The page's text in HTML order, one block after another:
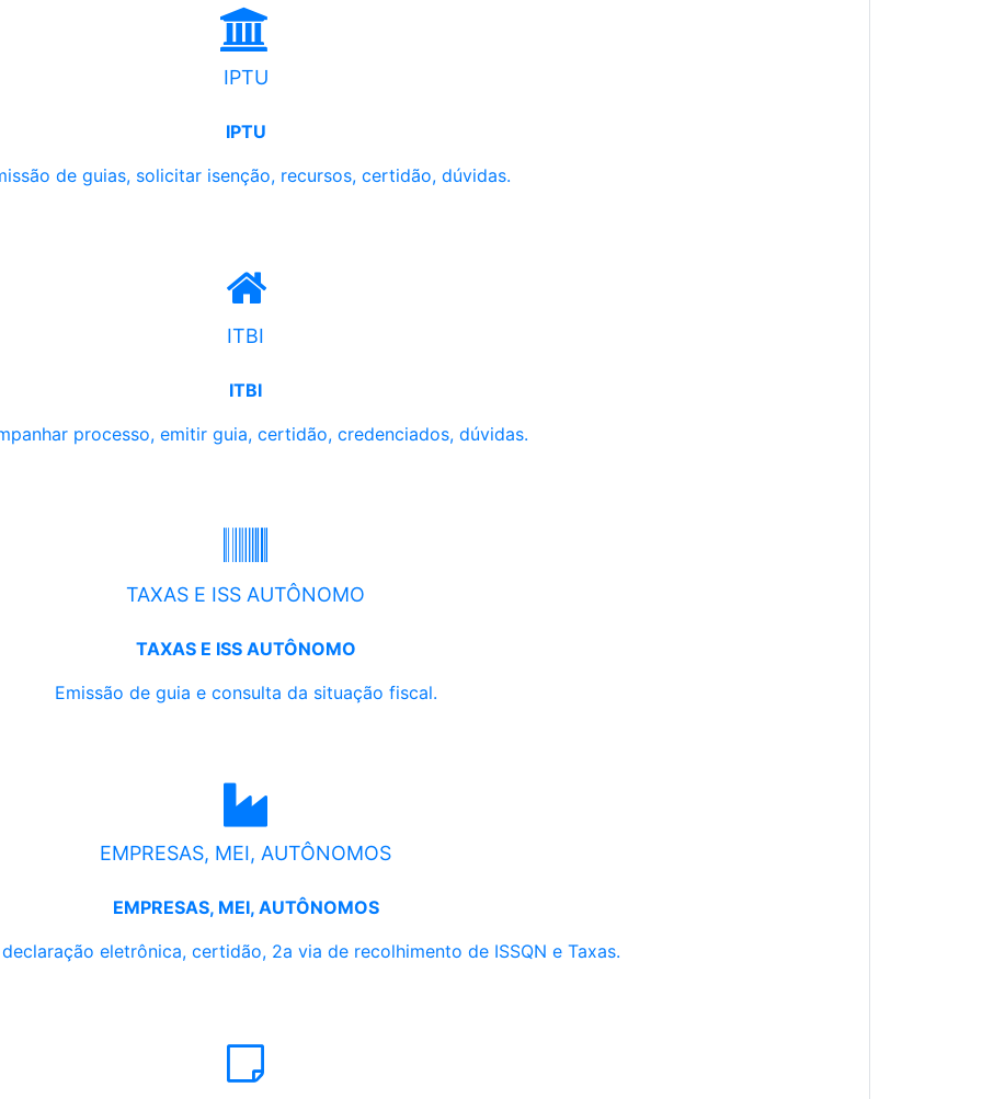
IPTU
IPTU
de guias, solicitar isenção, recursos, certidão, dúvidas.
ITBI
ITBI
processo, emitir guia, certidão, credenciados, dúvidas.
TAXAS E ISS AUTÔNOMO
TAXAS E ISS AUTÔNOMO
Emissão de guia e consulta da situação fiscal.
EMPRESAS, MEI, AUTÔNOMOS
EMPRESAS, MEI, AUTÔNOMOS
eletrônica, certidão, 2a via de recolhimento de ISSQN e Taxas.